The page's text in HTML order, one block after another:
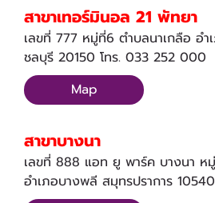
สาขาเทอร์มินอล 21 พัทยา
เลขที่ 777 หมู่ที่6 ตำบลนาเกลือ อำ
ชลบุรี 20150 โทร. 033 252 000
Map
สาขาบางนา
เลขที่ 888 แอท ยู พาร์ค บางนา หมู่
อำเภอบางพลี สมุทรปราการ